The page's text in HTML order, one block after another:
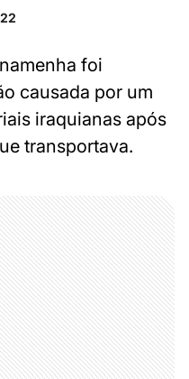
foi
causada por um
iraquianas após
transportava.